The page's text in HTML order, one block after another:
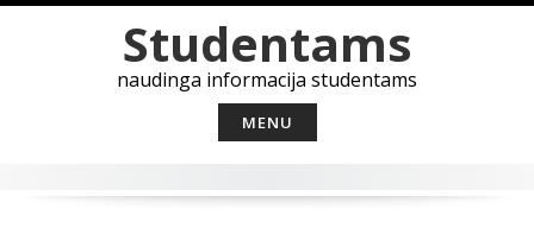
to
content
Studentams
naudinga informacija studentams
MENU